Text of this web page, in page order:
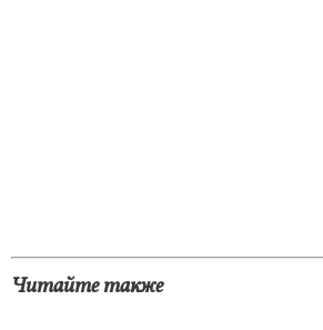
Читайте также